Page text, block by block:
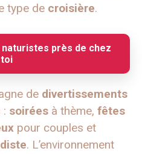
type de croisière.
près de chez
toi
de divertissements
: soirées à thème, fêtes
pour couples et
. L’environnement